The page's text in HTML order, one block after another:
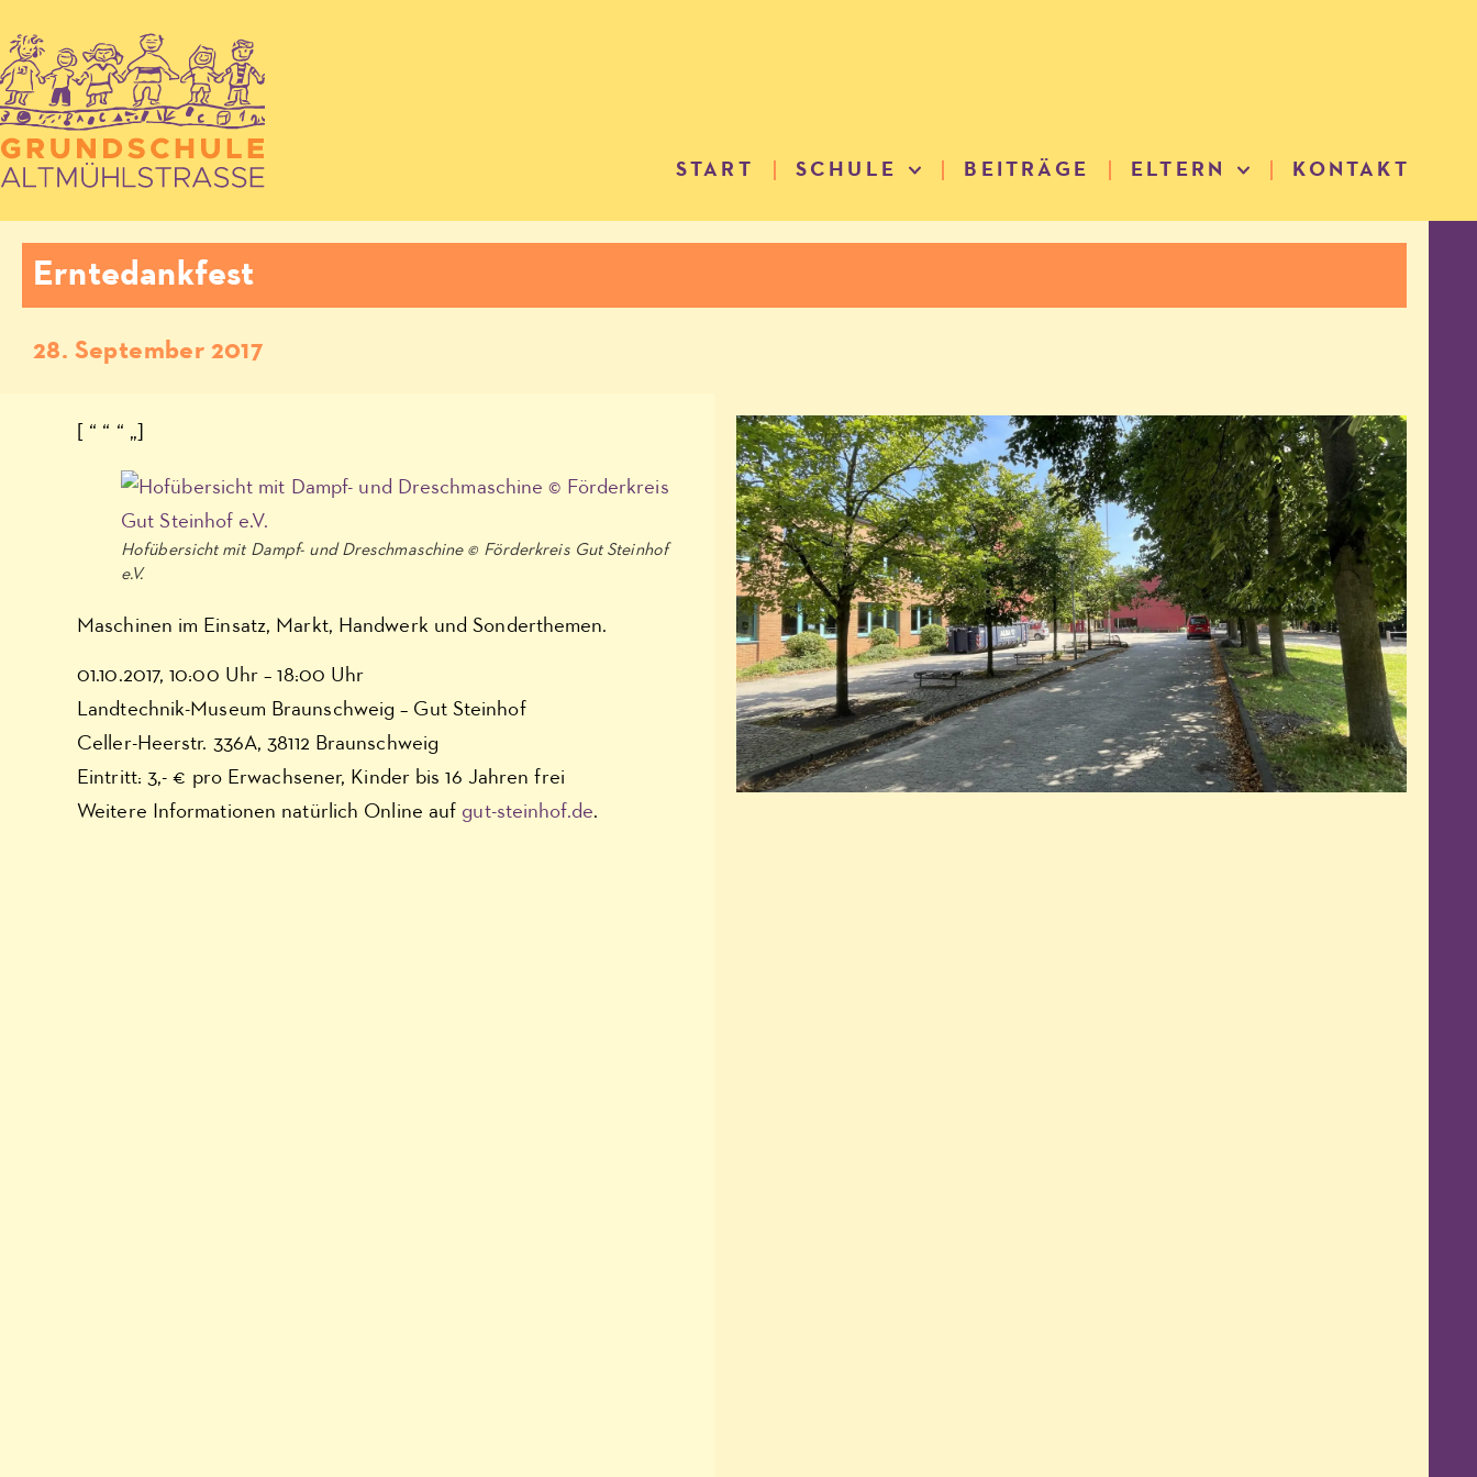
START SCHULE BEITRÄGE ELTERN KONTAKT
Erntedankfest
28. September 2017
[ “ “ “ „]
Hofübersicht mit Dampf- und Dreschmaschine © Förderkreis Gut Steinhof
e.V.
Maschinen im Einsatz, Markt, Handwerk und Sonderthemen.
01.10.2017, 10:00 Uhr – 18:00 Uhr
Landtechnik-Museum Braunschweig – Gut Steinhof
Celler-Heerstr. 336A, 38112 Braunschweig
Eintritt: 3,- € pro Erwachsener, Kinder bis 16 Jahren frei
Weitere Informationen natürlich Online auf gut-steinhof.de.